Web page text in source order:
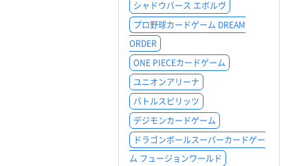
シャドウバース エボルヴ
プロ野球カードゲーム DREAM
ORDER
ONE PIECEカードゲーム
ユニオンアリーナ
バトルスピリッツ
デジモンカードゲーム
ドラゴンボールスーパーカードゲー
ム フュージョンワールド